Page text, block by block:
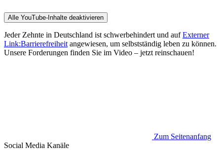
Alle YouTube-Inhalte deaktivieren
Jeder Zehnte in Deutschland ist schwerbehindert und aufExterner
Link:Barrierefreiheit angewiesen, um selbstständig leben zu können.
Unsere Forderungen finden Sie im Video – jetzt reinschauen!
Zum Seitenanfang
Social Media Kanäle